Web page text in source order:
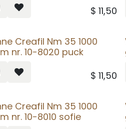
$11,50
Creafil Nm 35 1000
nr. 10-8020 puck
$11,50
Creafil Nm 35 1000
nr. 10-8010 sofie